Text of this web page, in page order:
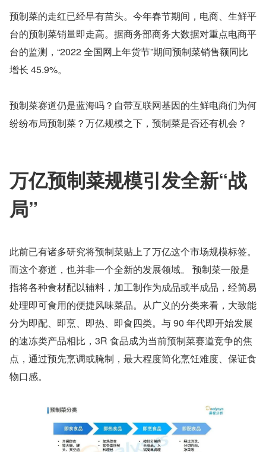
预制菜的走红已经早有苗头。今年春节期间，电商、生鲜平
台的预制菜销量即走高。据商务部商务大数据对重点电商平
台的监测，“2022 全国网上年货节”期间预制菜销售额同比
增长 45.9%。
预制菜赛道仍是蓝海吗？自带互联网基因的生鲜电商们为何
纷纷布局预制菜？万亿规模之下，预制菜是否还有机会？
万亿预制菜规模引发全新“战
局”
此前已有诸多研究将预制菜贴上了万亿这个市场规模标签。
而这个赛道，也并非一个全新的发展领域。 预制菜一般是
指将各种食材配以辅料，加工制作为成品或半成品，经简易
处理即可食用的便捷风味菜品。从广义的分类来看，大致能
分为即配、即烹、即热、即食四类。与 90 年代即开始发展
的速冻类产品相比，3R 食品成为当前预制菜赛道竞争的焦
点，通过预先烹调或腌制，最大程度简化烹饪难度、保证食
物口感。